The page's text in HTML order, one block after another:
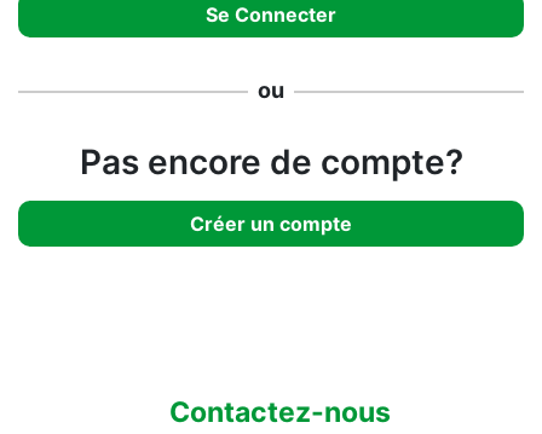
ou
Pas encore de compte?
Créer un compte
Contactez-nous